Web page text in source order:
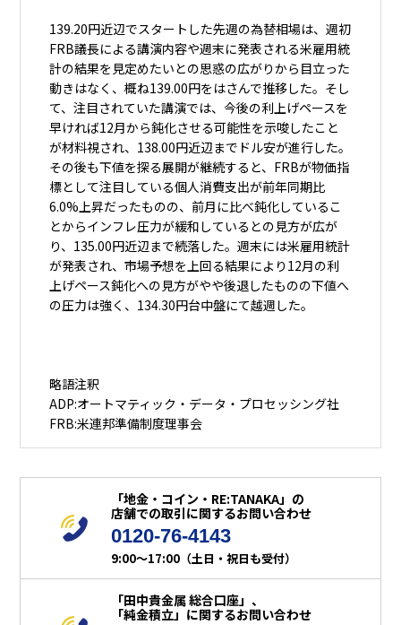
139.20円近辺でスタートした先週の為替相場は、週初
FRB議長による講演内容や週末に発表される米雇用統
計の結果を見定めたいとの思惑の広がりから目立った
動きはなく、概ね139.00円をはさんで推移した。そし
て、注目されていた講演では、今後の利上げペースを
早ければ12月から鈍化させる可能性を示唆したこと
が材料視され、138.00円近辺までドル安が進行した。
その後も下値を探る展開が継続すると、FRBが物価指
標として注目している個人消費支出が前年同期比
6.0%上昇だったものの、前月に比べ鈍化しているこ
とからインフレ圧力が緩和しているとの見方が広が
り、135.00円近辺まで続落した。週末には米雇用統計
が発表され、市場予想を上回る結果により12月の利
上げペース鈍化への見方がやや後退したものの下値へ
の圧力は強く、134.30円台中盤にて越週した。
略語注釈
ADP:オートマティック・データ・プロセッシング社
FRB:米連邦準備制度理事会
「地金・コイン・RE:TANAKA」の
店舗での取引に関するお問い合わせ
0120-76-4143
9:00～17:00（土日・祝日も受付）
「田中貴金属 総合口座」、
「純金積立」に関するお問い合わせ